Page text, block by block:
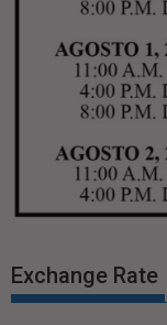
Exchange Rate